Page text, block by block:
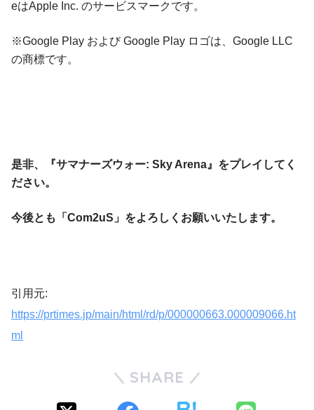
eはApple Inc. のサービスマークです。
※Google Play および Google Play ロゴは、Google LLC
の商標です。
是非、『サマナーズウォー: Sky Arena』をプレイしてく
ださい。
今後とも「Com2uS」をよろしくお願いいたします。
引用元:
https://prtimes.jp/main/html/rd/p/000000663.000009066.ht
ml
SHARE